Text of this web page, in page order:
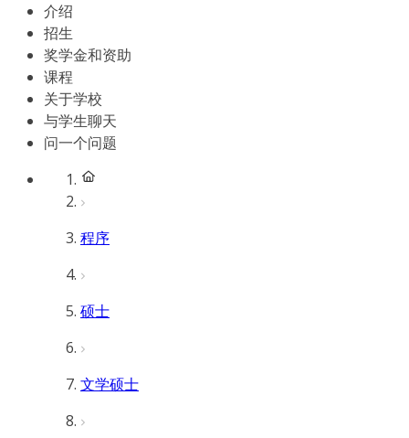
介绍
招生
奖学金和资助
课程
关于学校
与学生聊天
问一个问题
程序
硕士
文学硕士